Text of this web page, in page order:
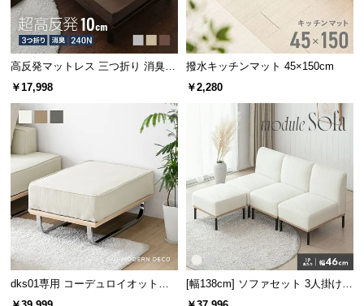
い
て
開
梱
設
置
ー
ビ
に
つ
い
て
高反発マットレス 三つ折り 消臭
高密度ハード 厚さ10cm Q
￥17,998
撥水キッチンマット 45×150cm
￥2,280
dks01専用 コーデュロイオットマ
ン
[幅138cm] ソファセット 3人掛け
オットマン付き